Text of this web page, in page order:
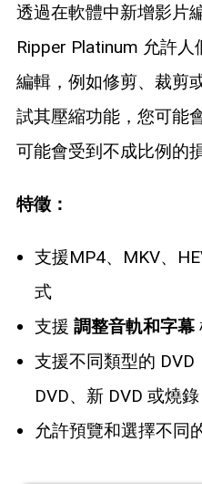
透過在軟體中新增影片
Ripper Platinum 允許
編輯，例如修剪、裁剪
試其壓縮功能，您可能
可能會受到不成比例的損
特徵：
支援MP4、MKV、
式
支援 調整音軌和字幕
支援不同類型的
DVD、新 DVD 或燒
允許預覽和選擇不同